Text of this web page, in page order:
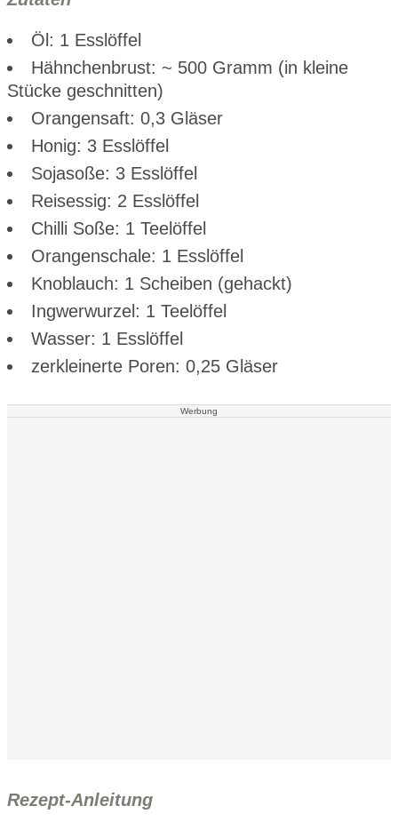
Öl: 1 Esslöffel
Hähnchenbrust: ~ 500 Gramm (in kleine
Stücke geschnitten)
Orangensaft: 0,3 Gläser
Honig: 3 Esslöffel
Sojasoße: 3 Esslöffel
Reisessig: 2 Esslöffel
Chilli Soße: 1 Teelöffel
Orangenschale: 1 Esslöffel
Knoblauch: 1 Scheiben (gehackt)
Ingwerwurzel: 1 Teelöffel
Wasser: 1 Esslöffel
zerkleinerte Poren: 0,25 Gläser
Werbung
Rezept-Anleitung